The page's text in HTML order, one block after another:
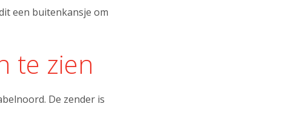
een buitenkansje om
te zien
De zender is